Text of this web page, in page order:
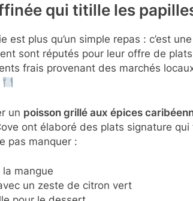
qui titille les
est plus qu’un simple repas : c’est une
sont réputés pour leur offre de
frais provenant des marchés
un poisson grillé aux épices
ont élaboré des plats signature
pas manquer :
mangue
un zeste de citron vert